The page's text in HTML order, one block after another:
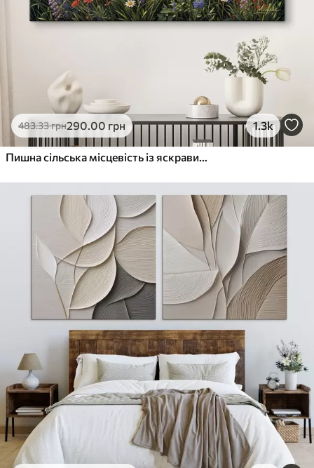
483.33грн290.00 грн 1.3k
Пишна сільська місцевість із яскравим лугом диких квітів, наповненим різнокольоровими квітами під хмарним небом